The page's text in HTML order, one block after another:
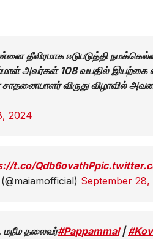
தீவிரமாக ஈடுபடுத்தி
அவர்கள் 108 வயதில் இயற்கை
விருது விழாவில்
2024
t.co/Qdb6ovathP
September 28,
தலைவர்#Pappammal|